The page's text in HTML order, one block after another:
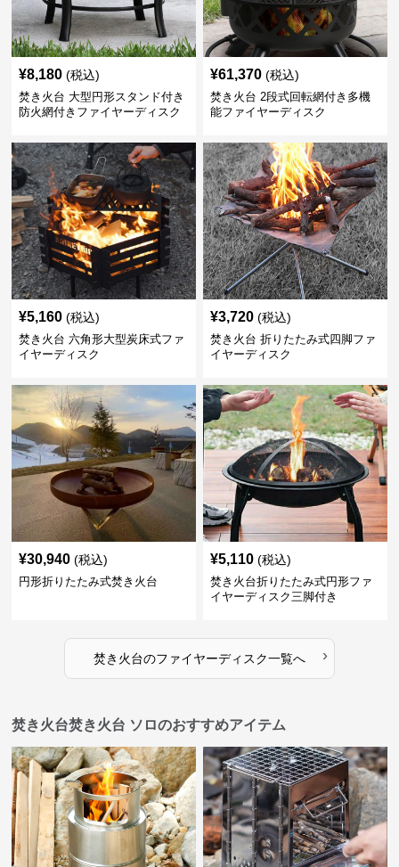
¥8,180 (税込)
焚き火台 大型円形スタンド付き
防火網付きファイヤーディスク
¥61,370 (税込)
焚き火台 2段式回転網付き多機
能ファイヤーディスク
¥5,160 (税込)
焚き火台 六角形大型炭床式ファ
イヤーディスク
¥3,720 (税込)
焚き火台 折りたたみ式四脚ファ
イヤーディスク
¥30,940 (税込)
円形折りたたみ式焚き火台
¥5,110 (税込)
焚き火台折りたたみ式円形ファ
イヤーディスク三脚付き
焚き火台のファイヤーディスク一覧へ ›
焚き火台焚き火台 ソロのおすすめアイテム